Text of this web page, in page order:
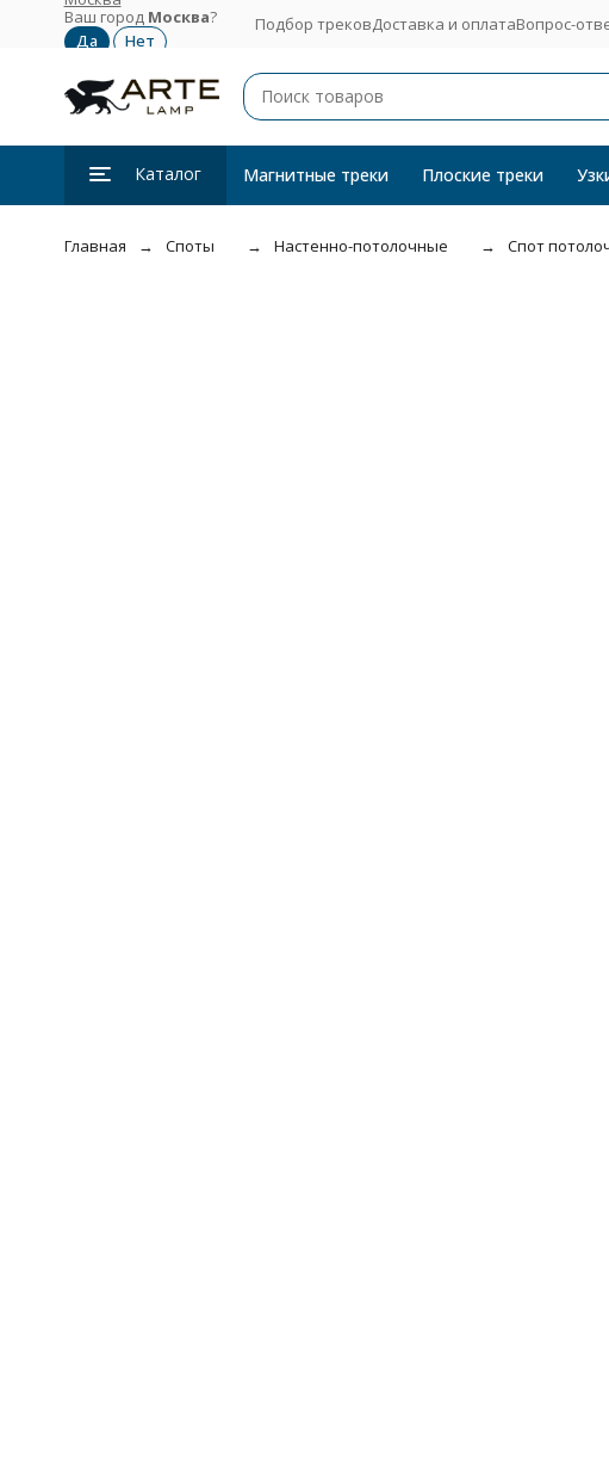
Ваш город Москва? Подбор трековДоставка и оплатаВопрос-
Каталог Магнитные треки Плоские треки
Главная Споты Настенно-потолочные Спот